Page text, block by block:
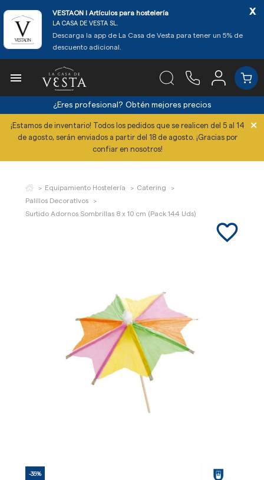
VESTAON l Artículos para hostelería
LA CASA DE VESTA SL.
Descarga la app de La Casa de Vesta para tener un 5% de
descuento adicional.
x

¿Eres profesional? Obtén mejores precios
¡Estamos de inventario! Todos los pedidos que se realicen del 5 al 14
de agosto, serán enviados a partir del 18 de agosto. ¡Gracias por
confiar en nosotros!
×
Equipamiento Hostelería
Catering
Palillos Decorativos
Surtido Adornos Sombrillas 8 x 10 cm (Pack 144 Uds)
favorite_border
-35%